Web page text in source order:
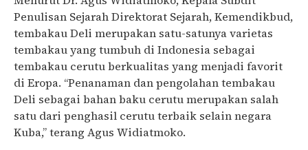
Penulisan Sejarah Direktorat Sejarah, Kemendikbud,
tembakau Deli merupakan satu-satunya varietas
tembakau yang tumbuh di Indonesia sebagai
tembakau cerutu berkualitas yang menjadi favorit
di Eropa. “Penanaman dan pengolahan tembakau
Deli sebagai bahan baku cerutu merupakan salah
satu dari penghasil cerutu terbaik selain negara
Kuba,” terang Agus Widiatmoko.